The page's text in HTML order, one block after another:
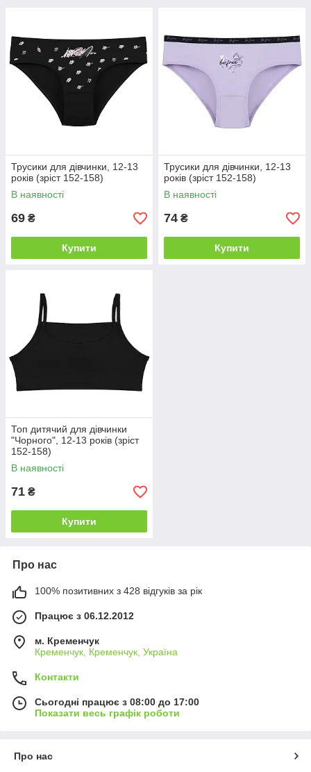
Трусики для дівчинки, 12-13
років (зріст 152-158)
В наявності
69 ₴
Купити
Трусики для дівчинки, 12-13
років (зріст 152-158)
В наявності
74 ₴
Купити
Топ дитячий для дівчинки
"Чорного", 12-13 років (зріст
152-158)
В наявності
71 ₴
Купити
Про нас
100% позитивних з 428 відгуків за рік
Працює з 06.12.2012
м. Кременчук
Кременчук, Кременчук, Україна
Контакти
Сьогодні працює з 08:00 до 17:00
Показати весь графік роботи
Про нас